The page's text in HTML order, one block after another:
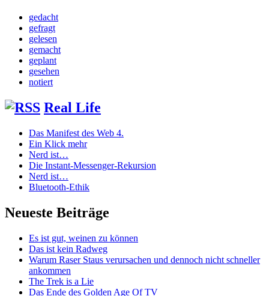
gedacht
gefragt
gelesen
gemacht
geplant
gesehen
notiert
Real Life
Das Manifest des Web 4.
Ein Klick mehr
Nerd ist…
Die Instant-Messenger-Rekursion
Nerd ist…
Bluetooth-Ethik
Neueste Beiträge
Es ist gut, weinen zu können
Das ist kein Radweg
Warum Raser Staus verursachen und dennoch nicht schneller
ankommen
The Trek is a Lie
Das Ende des Golden Age Of TV